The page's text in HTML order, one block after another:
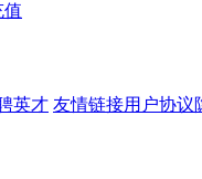
值
英才 友情链接用户协议